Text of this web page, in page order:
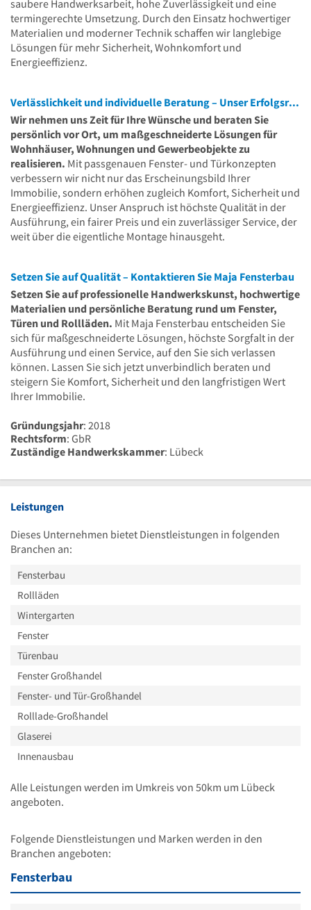
saubere Handwerksarbeit, hohe Zuverlässigkeit und eine
termingerechte Umsetzung. Durch den Einsatz hochwertiger
Materialien und moderner Technik schaffen wir langlebige
Lösungen für mehr Sicherheit, Wohnkomfort und
Energieeffizienz.
Verlässlichkeit und individuelle Beratung – Unser Erfolgsrezept
Wir nehmen uns Zeit für Ihre Wünsche und beraten Sie
persönlich vor Ort, um maßgeschneiderte Lösungen für
Wohnhäuser, Wohnungen und Gewerbeobjekte zu
realisieren. Mit passgenauen Fenster- und Türkonzepten
verbessern wir nicht nur das Erscheinungsbild Ihrer
Immobilie, sondern erhöhen zugleich Komfort, Sicherheit und
Energieeffizienz. Unser Anspruch ist höchste Qualität in der
Ausführung, ein fairer Preis und ein zuverlässiger Service, der
weit über die eigentliche Montage hinausgeht.
Setzen Sie auf Qualität – Kontaktieren Sie Maja Fensterbau
Setzen Sie auf professionelle Handwerkskunst, hochwertige
Materialien und persönliche Beratung rund um Fenster,
Türen und Rollläden. Mit Maja Fensterbau entscheiden Sie
sich für maßgeschneiderte Lösungen, höchste Sorgfalt in der
Ausführung und einen Service, auf den Sie sich verlassen
können. Lassen Sie sich jetzt unverbindlich beraten und
steigern Sie Komfort, Sicherheit und den langfristigen Wert
Ihrer Immobilie.
Gründungsjahr: 2018
Rechtsform: GbR
Zuständige Handwerkskammer: Lübeck
Leistungen
Dieses Unternehmen bietet Dienstleistungen in folgenden
Branchen an:
Fensterbau
Rollläden
Wintergarten
Fenster
Türenbau
Fenster Großhandel
Fenster- und Tür-Großhandel
Rolllade-Großhandel
Glaserei
Innenausbau
Alle Leistungen werden im Umkreis von 50km um Lübeck
angeboten.
Folgende Dienstleistungen und Marken werden in den
Branchen angeboten:
Fensterbau